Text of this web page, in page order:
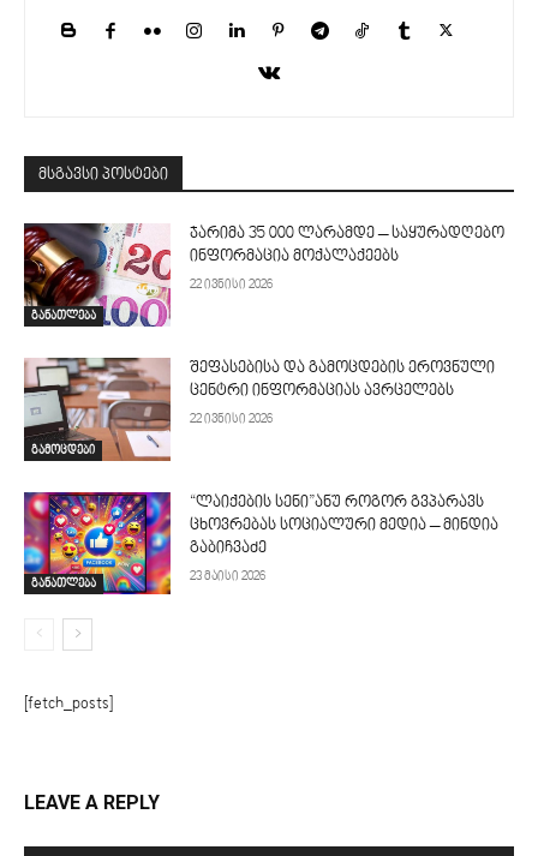
მსგავსი პოსტები
განათლება
ჯარიმა 35 000 ლარამდე – საყურადღებო
ინფორმაცია მოქალაქეებს
22 ივნისი 2026
გამოცდები
შეფასებისა და გამოცდების ეროვნული
ცენტრი ინფორმაციას ავრცელებს
22 ივნისი 2026
განათლება
“ლაიქების სენი”ანუ როგორ გვპარავს
ცხოვრებას სოციალური მედია – მინდია
გაბიჩვაძე
23 მაისი 2026
[fetch_posts]
LEAVE A REPLY